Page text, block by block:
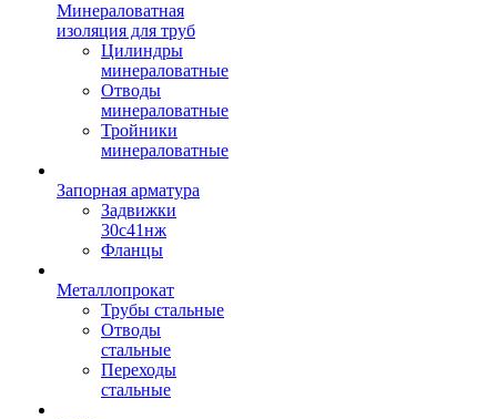
Минераловатная
изоляция для труб
Цилиндры
минераловатные
Отводы
минераловатные
Тройники
минераловатные
Запорная арматура
Задвижки
30с41нж
Фланцы
Металлопрокат
Трубы стальные
Отводы
стальные
Переходы
стальные